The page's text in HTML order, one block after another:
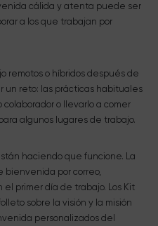
cálida y atenta puede ser
a los que trabajan por
remotos o híbridos después de
un reto: las prácticas habituales
o llevarlo a comer
algunos lugares de trabajo.
haciendo que funcione. La
bienvenida por correo,
primer día de trabajo. Los Kit
sobre la visión y la misión
personalizados del